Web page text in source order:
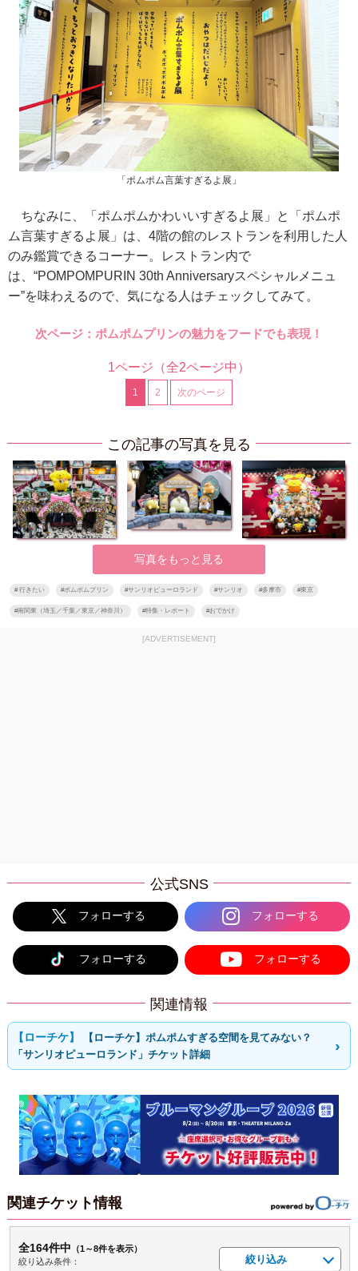
「ポムポム言葉すぎるよ展」
ちなみに、「ポムポムかわいいすぎるよ展」と「ポムポ
ム言葉すぎるよ展」は、4階の館のレストランを利用した人
のみ鑑賞できるコーナー。レストラン内で
は、“POMPOMPURIN 30th Anniversaryスペシャルメニュ
ー”を味わえるので、気になる人はチェックしてみて。
次ページ：ポムポムプリンの魅力をフードでも表現！
1ページ （全2ページ中）
1 2 次のページ
この記事の写真を見る
写真をもっと見る
#行きたい #ポムポムプリン #サンリオピューロランド #サンリオ #多摩市 #東京
#南関東（埼玉／千葉／東京／神奈川） #特集・レポート #おでかけ
[ADVERTISEMENT]
公式SNS
フォローする フォローする
フォローする フォローする
関連情報
【ローチケ】ポムポムすぎる空間を見てみない？
「サンリオピューロランド」チケット詳細
関連チケット情報
全164件中 （1～8件を表示）
絞り込み条件：
絞り込み